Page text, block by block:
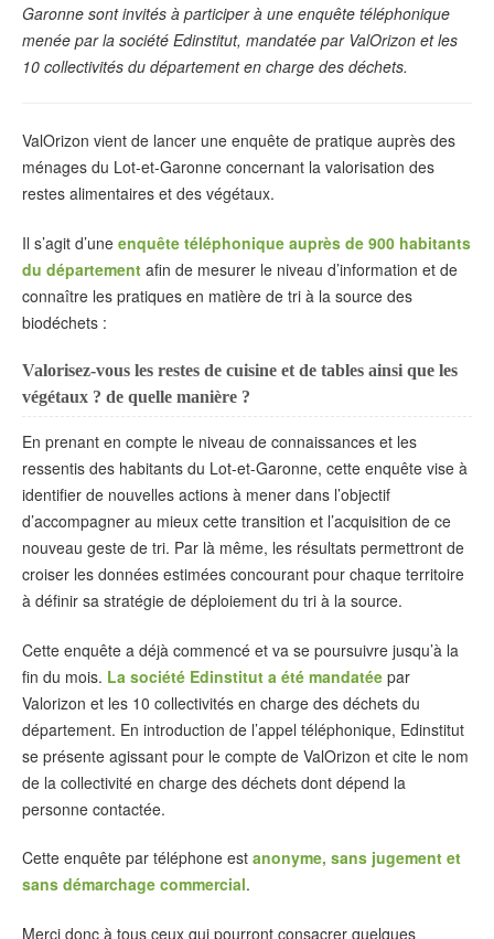
Garonne sont invités à participer à une enquête téléphonique
menée par la société Edinstitut, mandatée par ValOrizon et les
10 collectivités du département en charge des déchets.
ValOrizon vient de lancer une enquête de pratique auprès des
ménages du Lot-et-Garonne concernant la valorisation des
restes alimentaires et des végétaux.
Il s’agit d’une enquête téléphonique auprès de 900 habitants
du département afin de mesurer le niveau d’information et de
connaître les pratiques en matière de tri à la source des
biodéchets :
Valorisez-vous les restes de cuisine et de tables ainsi que les
végétaux ? de quelle manière ?
En prenant en compte le niveau de connaissances et les
ressentis des habitants du Lot-et-Garonne, cette enquête vise à
identifier de nouvelles actions à mener dans l’objectif
d’accompagner au mieux cette transition et l’acquisition de ce
nouveau geste de tri. Par là même, les résultats permettront de
croiser les données estimées concourant pour chaque territoire
à définir sa stratégie de déploiement du tri à la source.
Cette enquête a déjà commencé et va se poursuivre jusqu’à la
fin du mois. La société Edinstitut a été mandatée par
Valorizon et les 10 collectivités en charge des déchets du
département. En introduction de l’appel téléphonique, Edinstitut
se présente agissant pour le compte de ValOrizon et cite le nom
de la collectivité en charge des déchets dont dépend la
personne contactée.
Cette enquête par téléphone est anonyme, sans jugement et
sans démarchage commercial.
Merci donc à tous ceux qui pourront consacrer quelques